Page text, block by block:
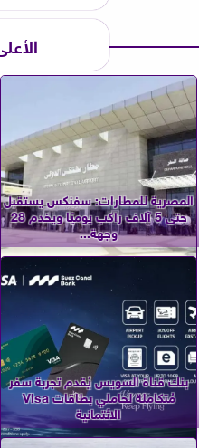
المصرية للمطارات: سفنكس يستقبل
حتى 5 آلاف راكب يوميًا ويخدم 28
وجهة...
بنك قناة السويس يُقدم تجربة سفر
مُتكاملة لحاملي بطاقات Visa
الائتمانية